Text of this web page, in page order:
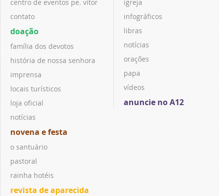
centro de eventos pe. vitor
contato
doação
família dos devotos
história de nossa senhora
imprensa
locais turísticos
loja oficial
notícias
novena e festa
o santuário
pastoral
rainha hotéis
revista de aparecida
igreja
infográficos
libras
notícias
orações
papa
vídeos
anuncie no A12